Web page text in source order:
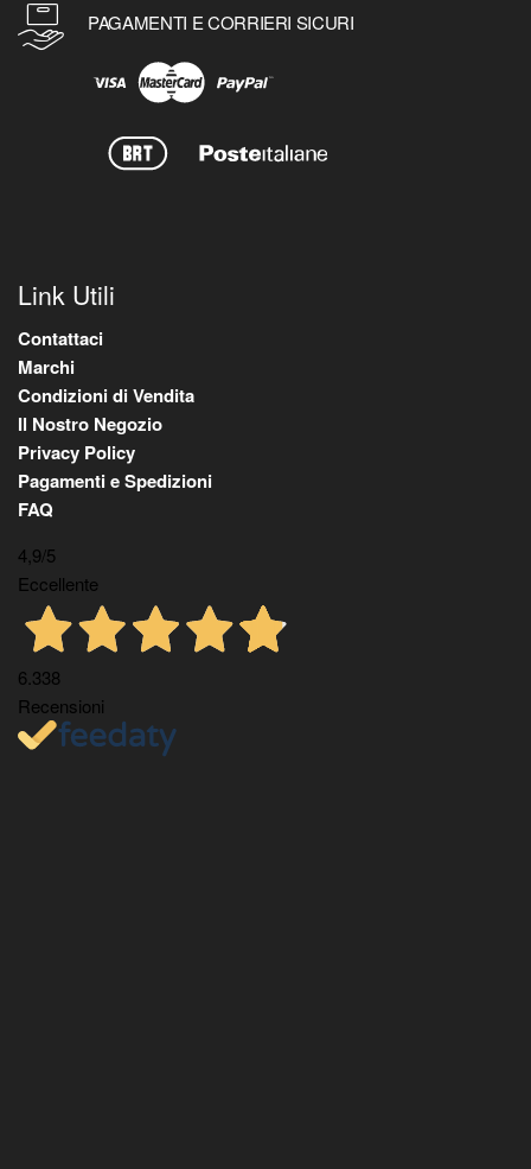
PAGAMENTI E CORRIERI SICURI
Link Utili
Contattaci
Marchi
Condizioni di Vendita
Il Nostro Negozio
Privacy Policy
Pagamenti e Spedizioni
FAQ
4,9/5
Eccellente
6.338
Recensioni